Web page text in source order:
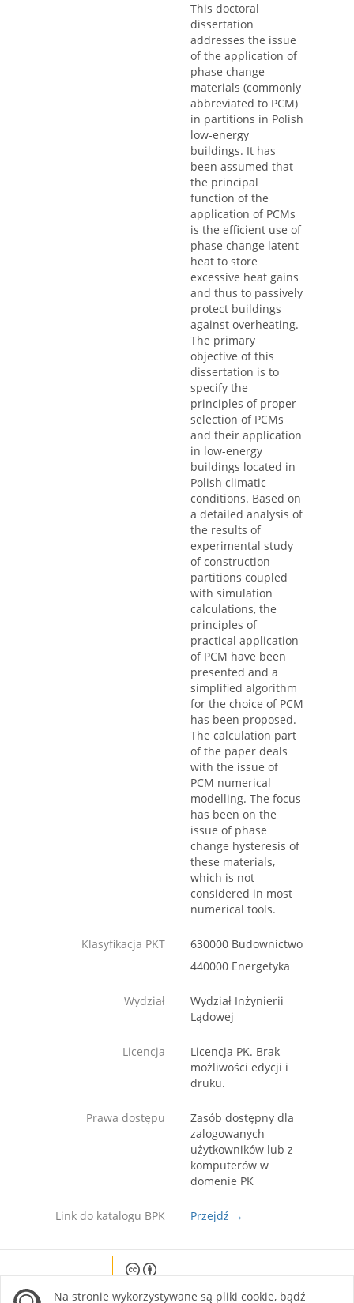
This doctoral
dissertation
addresses the issue
of the application of
phase change
materials (commonly
abbreviated to PCM)
in partitions in Polish
low-energy
buildings. It has
been assumed that
the principal
function of the
application of PCMs
is the efficient use of
phase change latent
heat to store
excessive heat gains
and thus to passively
protect buildings
against overheating.
The primary
objective of this
dissertation is to
specify the
principles of proper
selection of PCMs
and their application
in low-energy
buildings located in
Polish climatic
conditions. Based on
a detailed analysis of
the results of
experimental study
of construction
partitions coupled
with simulation
calculations, the
principles of
practical application
of PCM have been
presented and a
simplified algorithm
for the choice of PCM
has been proposed.
The calculation part
of the paper deals
with the issue of
PCM numerical
modelling. The focus
has been on the
issue of phase
change hysteresis of
these materials,
which is not
considered in most
numerical tools.
Klasyfikacja PKT
630000 Budownictwo
440000 Energetyka
Wydział
Wydział Inżynierii
Lądowej
Licencja
Licencja PK. Brak
możliwości edycji i
druku.
Prawa dostępu
Zasób dostępny dla
zalogowanych
użytkowników lub z
komputerów w
domenie PK
Link do katalogu BPK Przejdź →
site is licensed under a Creative Commons
Na stronie wykorzystywane są pliki cookie, bądź